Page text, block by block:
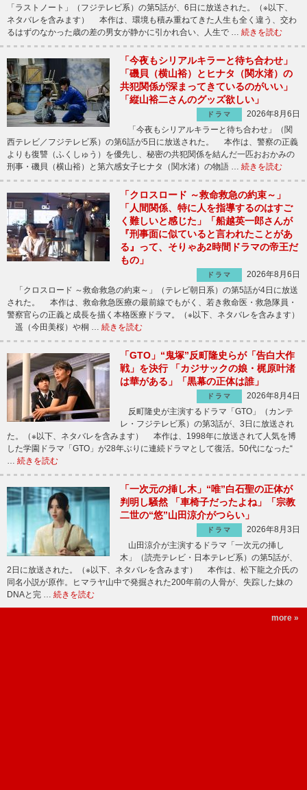
「ラストノート」（フジテレビ系）の第5話が、6日に放送された。（※以下、
ネタバレを含みます） 本作は、環境も積み重ねてきた人生も全く違う、交わ
るはずのなかった歳の差の男女が静かに引かれ合い、人生で … 続きを読む
「今夜もシリアルキラーと待ち合わせ」
「磯貝（横山裕）とヒナタ（関水渚）の
共犯関係が深まってきているのがいい」
「縦山裕二さんのグッズ欲しい」
ドラマ
2026年8月6日
「今夜もシリアルキラーと待ち合わせ」（関
西テレビ／フジテレビ系）の第6話が5日に放送された。 本作は、警察の正義
よりも復讐（ふくしゅう）を優先し、秘密の共犯関係を結んだ一匹おおかみの
刑事・磯貝（横山裕）と第六感女子ヒナタ（関水渚）の物語 … 続きを読む
「クロスロード ～救命救急の約束～」
「人間関係、特に人を指導するのはすご
く難しいと感じた」「船越英一郎さんが
『刑事面に似ていると言われたことがあ
る』って、そりゃあ2時間ドラマの帝王だ
もの」
ドラマ
2026年8月6日
「クロスロード ～救命救急の約束～」（テレビ朝日系）の第5話が4日に放送
された。 本作は、救命救急医療の最前線でもがく、若き救命医・救急隊員・
警察官らの正義と成長を描く本格医療ドラマ。（※以下、ネタバレを含みます）
遥（今田美桜）や桐 … 続きを読む
「GTO」“鬼塚”反町隆史らが「告白大作
戦」を決行 「カジサックの娘・梶原叶渚
は華がある」「黒幕の正体は誰」
ドラマ
2026年8月4日
反町隆史が主演するドラマ「GTO」（カンテ
レ・フジテレビ系）の第3話が、3日に放送され
た。（※以下、ネタバレを含みます） 本作は、1998年に放送されて人気を博
した学園ドラマ「GTO」が28年ぶりに連続ドラマとして復活。50代になった“
… 続きを読む
「一次元の挿し木」“唯”白石聖の正体が
判明し騒然 「車椅子だったよね」「宗教
二世の“悠”山田涼介がつらい」
ドラマ
2026年8月3日
山田涼介が主演するドラマ「一次元の挿し
木」（読売テレビ・日本テレビ系）の第5話が、
2日に放送された。（※以下、ネタバレを含みます） 本作は、松下龍之介氏の
同名小説が原作。ヒマラヤ山中で発掘された200年前の人骨が、失踪した妹の
DNAと完 … 続きを読む
more »